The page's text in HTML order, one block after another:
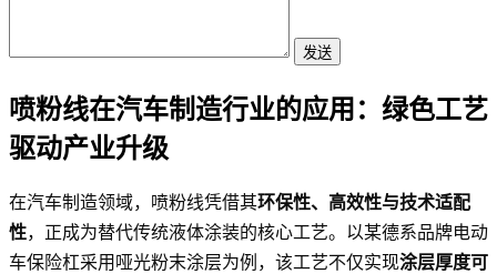
发送
喷粉线在汽车制造行业的应用：绿色工艺
驱动产业升级
在汽车制造领域，喷粉线凭借其环保性、高效性与技术适配
性，正成为替代传统液体涂装的核心工艺。以某德系品牌电动
车保险杠采用哑光粉末涂层为例，该工艺不仅实现涂层厚度可